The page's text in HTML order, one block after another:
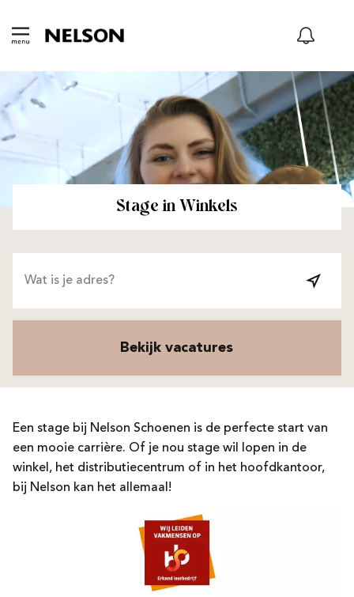
Stage in Winkels
Bekijk vacatures
Een stage bij Nelson Schoenen is de perfecte start van
een mooie carrière. Of je nou stage wil lopen in de
winkel, het distributiecentrum of in het hoofdkantoor,
bij Nelson kan het allemaal!